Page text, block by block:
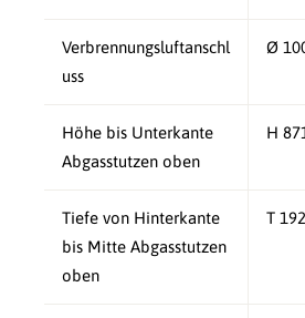
Verbrennungsluftanschl
uss
Ø
Höhe bis Unterkante
Abgasstutzen oben
H
Tiefe von Hinterkante
bis Mitte Abgasstutzen
oben
T